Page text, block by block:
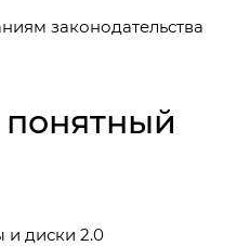
законодательства
диски 2.0